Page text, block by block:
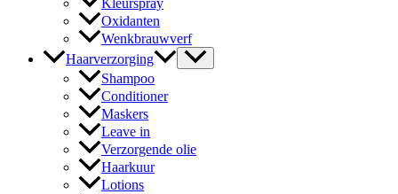
Oxidanten
Wenkbrauwverf
Haarverzorging
Shampoo
Conditioner
Maskers
Leave in
Verzorgende olie
Haarkuur
Lotions